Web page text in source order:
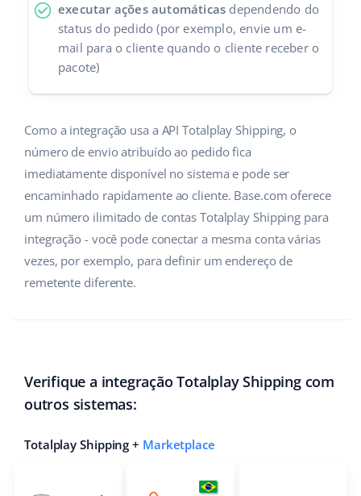
executar ações automáticas dependendo do
status do pedido (por exemplo, envie um e-
mail para o cliente quando o cliente receber o
pacote)
Como a integração usa a API Totalplay Shipping, o
número de envio atribuído ao pedido fica
imediatamente disponível no sistema e pode ser
encaminhado rapidamente ao cliente. Base.com oferece
um número ilimitado de contas Totalplay Shipping para
integração - você pode conectar a mesma conta várias
vezes, por exemplo, para definir um endereço de
remetente diferente.
Verifique a integração Totalplay Shipping com
outros sistemas:
Totalplay Shipping + Marketplace